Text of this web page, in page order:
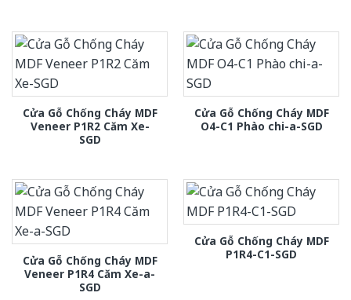
Cửa Gỗ Chống Cháy MDF
Veneer P1R2 Căm Xe-
SGD
Cửa Gỗ Chống Cháy MDF
O4-C1 Phào chi-a-SGD
Cửa Gỗ Chống Cháy MDF
Veneer P1R4 Căm Xe-a-
SGD
Cửa Gỗ Chống Cháy MDF
P1R4-C1-SGD